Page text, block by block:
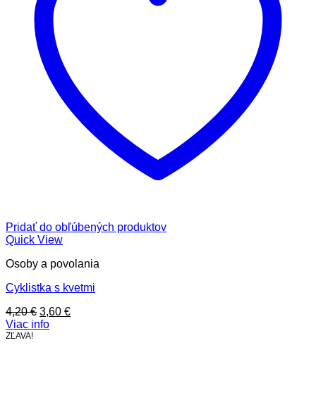
Pridať do obľúbených produktov
Quick View
Osoby a povolania
Cyklistka s kvetmi
4,20€ Pôvodná
cena
3,60 €Aktuálna
Viac info
ZĽAVA!